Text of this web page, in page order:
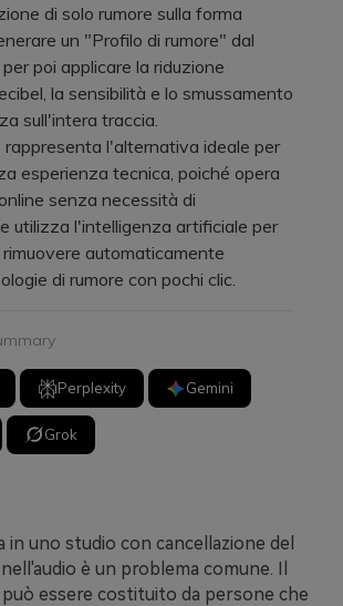
di solo rumore sulla forma
un "Profilo di rumore" dal
poi applicare la riduzione
la sensibilità e lo smussamento
sull'intera traccia.
l'alternativa ideale per
esperienza tecnica, poiché opera
senza necessità di
utilizza l'intelligenza artificiale per
automaticamente
di rumore con pochi clic.
Perplexity Gemini
Grok
in uno studio con cancellazione del
è un problema comune. Il
essere costituito da persone che